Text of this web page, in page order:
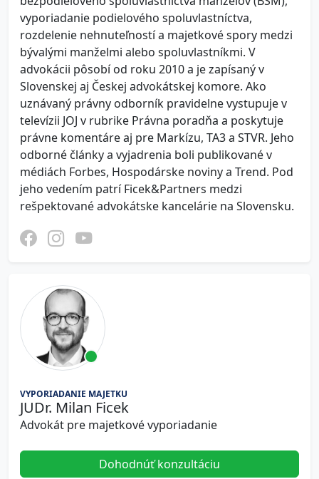
vyporiadanie podielového spoluvlastníctva,
rozdelenie nehnuteľností a majetkové spory medzi
bývalými manželmi alebo spoluvlastníkmi. V
advokácii pôsobí od roku 2010 a je zapísaný v
Slovenskej aj Českej advokátskej komore. Ako
uznávaný právny odborník pravidelne vystupuje v
televízii JOJ v rubrike Právna poradňa a poskytuje
právne komentáre aj pre Markízu, TA3 a STVR. Jeho
odborné články a vyjadrenia boli publikované v
médiách Forbes, Hospodárske noviny a Trend. Pod
jeho vedením patrí Ficek&Partners medzi
rešpektované advokátske kancelárie na Slovensku.
VYPORIADANIE MAJETKU
JUDr. Milan Ficek
Advokát pre majetkové vyporiadanie
Dohodnúť konzultáciu